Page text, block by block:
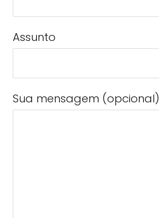
Assunto
Sua mensagem (opcional)